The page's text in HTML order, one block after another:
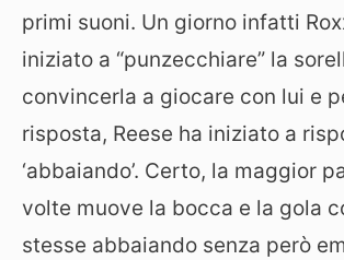
primi suoni. Un giorno infatti
iniziato a “punzecchiare” la
convincerla a giocare con lui e
risposta, Reese ha iniziato a
‘abbaiando’. Certo, la maggior
volte muove la bocca e la gola
stesse abbaiando senza però